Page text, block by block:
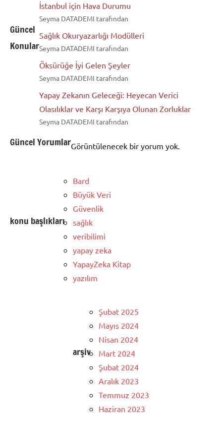
Güncel
Konular
İstanbul için Hava Durumu
Seyma DATADEMI tarafından
Sağlık Okuryazarlığı Modülleri
Seyma DATADEMI tarafından
Öksürüğe İyi Gelen Şeyler
Seyma DATADEMI tarafından
Yapay Zekanın Geleceği: Heyecan Verici
Olasılıklar ve Karşı Karşıya Olunan Zorluklar
Seyma DATADEMI tarafından
Güncel YorumlarGörüntülenecek bir yorum yok.
konu başlıkları
Bard
Büyük Veri
Güvenlik
sağlık
veribilimi
yapay zeka
YapayZeka Kitap
yazılım
arşiv
Şubat 2025
Mayıs 2024
Nisan 2024
Mart 2024
Şubat 2024
Aralık 2023
Temmuz 2023
Haziran 2023